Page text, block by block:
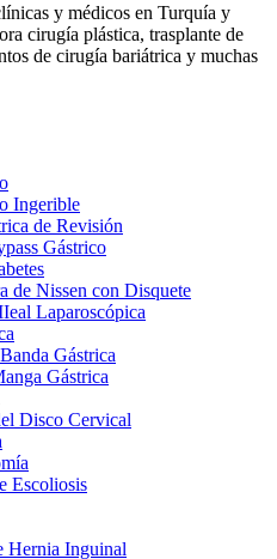
y médicos en Turquía y
cirugía plástica, trasplante de
de cirugía bariátrica y muchas
Ingerible
de Revisión
Gástrico
de Nissen con Disquete
Laparoscópica
Gástrica
Gástrica
Disco Cervical
Escoliosis
Hernia Inguinal